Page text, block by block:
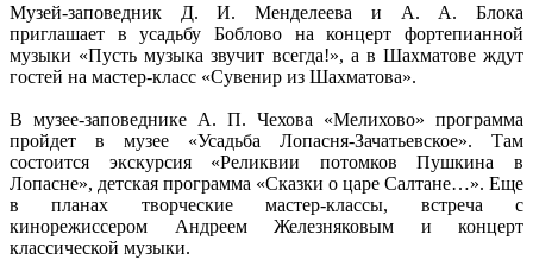
Музей-заповедник Д. И. Менделеева и А. А. Блока
приглашает в усадьбу Боблово на концерт фортепианной
музыки «Пусть музыка звучит всегда!», а в Шахматове ждут
гостей на мастер-класс «Сувенир из Шахматова».
В музее-заповеднике А. П. Чехова «Мелихово» программа
пройдет в музее «Усадьба Лопасня-Зачатьевское». Там
состоится экскурсия «Реликвии потомков Пушкина в
Лопасне», детская программа «Сказки о царе Салтане…». Еще
в планах творческие мастер-классы, встреча с
кинорежиссером Андреем Железняковым и концерт
классической музыки.